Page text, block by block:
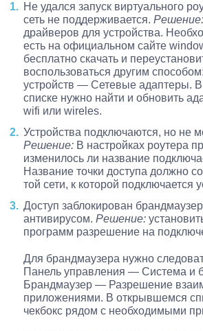
Не удался запуск виртуального
сеть не поддерживается. Решение:
драйверов для устройства.
есть на официальном сайте
бесплатно скачать и
воспользоваться другим
устройств — Сетевые адаптеры.
списке нужно найти и обновить
wifi или wireles.
Устройства подключаются, но не
Решение: В настройках роутера
изменилось ли название
Название точки доступа должно
той сети, к которой подключается
Доступ заблокирован
антивирусом. Решение:
программ разрешение на
Для брандмаузера нужно
Панель управления — Система и
Брандмаузер — Разрешение
приложениями. В открывшемся
чекбокс рядом с необходимыми